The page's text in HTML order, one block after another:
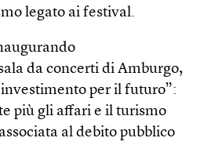
legato ai festival.
da concerti di Amburgo,
per il futuro”:
più gli affari e il turismo
al debito pubblico